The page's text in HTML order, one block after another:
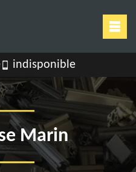
indisponible
Marin